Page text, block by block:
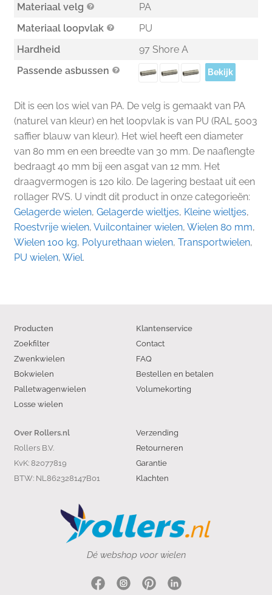
Dit is een los wiel van PA. De velg is gemaakt van PA
(naturel van kleur) en het loopvlak is van PU (RAL 5003
saffier blauw van kleur). Het wiel heeft een diameter
van 80 mm en een breedte van 30 mm. De naaflengte
bedraagt 40 mm bij een asgat van 12 mm. Het
draagvermogen is 120 kilo. De lagering bestaat uit een
rollager RVS. U vindt dit product in onze categorieën:
Gelagerde wielen, Gelagerde wieltjes, Kleine wieltjes,
Roestvrije wielen, Vuilcontainer wielen, Wielen 80 mm,
Wielen 100 kg, Polyurethaan wielen, Transportwielen,
PU wielen, Wiel.
Materiaal velg
PA
Materiaal loopvlak
PU
Hardheid
97 Shore A
Passende asbussen
Bekijk
Producten
Zoekfilter
Zwenkwielen
Bokwielen
Palletwagenwielen
Losse wielen
Klantenservice
Contact
FAQ
Bestellen en betalen
Volumekorting
Verzending
Retourneren
Garantie
Klachten
Over Rollers.nl
Rollers B.V.
KvK: 82077819
BTW: NL862328147B01
Dé webshop voor wielen